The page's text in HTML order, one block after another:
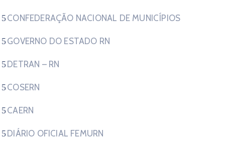
CONFEDERAÇÃO NACIONAL DE MUNICÍPIOS
GOVERNO DO ESTADO RN
DETRAN – RN
COSERN
CAERN
DIÁRIO OFICIAL FEMURN